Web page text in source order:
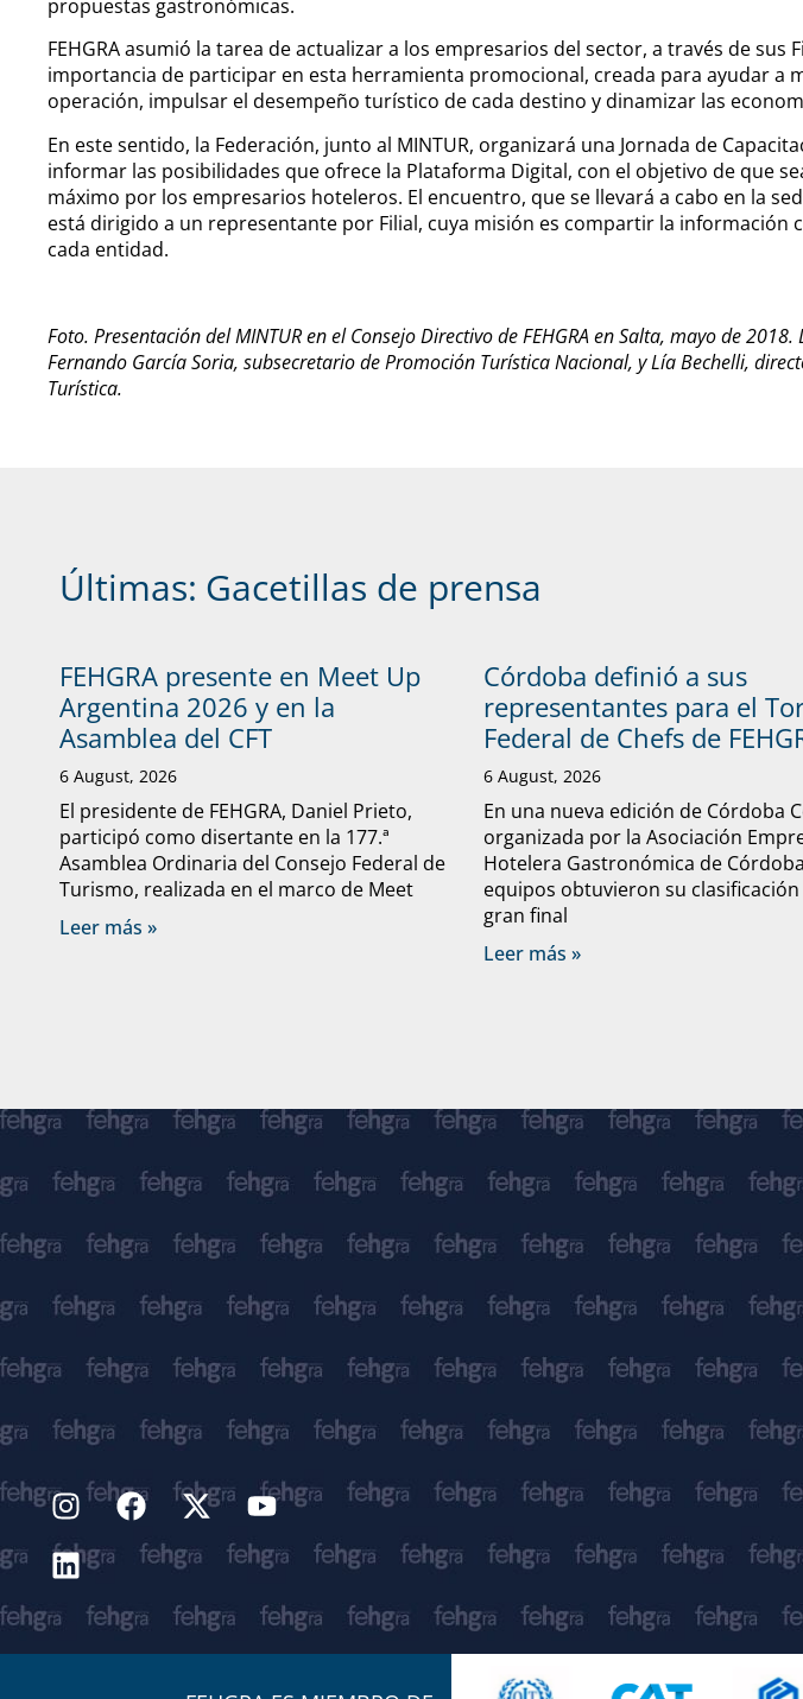
propuestas gastronómicas.
FEHGRA asumió la tarea de actualizar a los empresarios del sector, a través de sus
importancia de participar en esta herramienta promocional, creada para ayudar a
operación, impulsar el desempeño turístico de cada destino y dinamizar las
En este sentido, la Federación, junto al MINTUR, organizará una Jornada de
informar las posibilidades que ofrece la Plataforma Digital, con el objetivo de que
máximo por los empresarios hoteleros. El encuentro, que se llevará a cabo en la
está dirigido a un representante por Filial, cuya misión es compartir la información
cada entidad.
Foto. Presentación del MINTUR en el Consejo Directivo de FEHGRA en Salta, mayo de
Fernando García Soria, subsecretario de Promoción Turística Nacional, y Lía Bechelli,
Turística.
Últimas: Gacetillas de prensa
FEHGRA presente en Meet Up
Argentina 2026 y en la
Asamblea del CFT
6 August, 2026
El presidente de FEHGRA, Daniel Prieto,
participó como disertante en la 177.ª
Asamblea Ordinaria del Consejo Federal de
Turismo, realizada en el marco de Meet
Leer más »
Córdoba definió a sus
representantes para el
Federal de Chefs de
6 August, 2026
En una nueva edición de Córdoba
organizada por la Asociación
Hotelera Gastronómica de
equipos obtuvieron su clasificación
gran final
Leer más »